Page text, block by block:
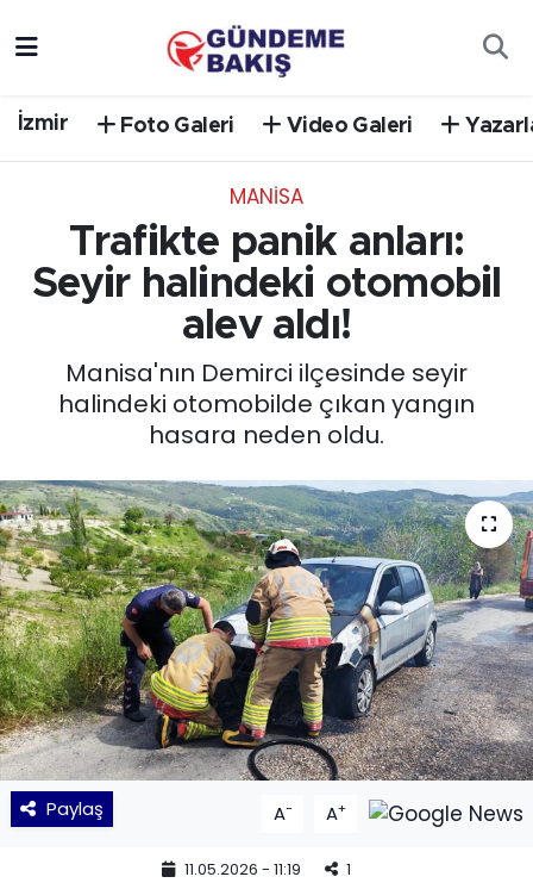
İzmir Foto Galeri Video Galeri
MANISA
Trafikte panik anları:
Seyir halindeki otomobil
alev aldı!
Manisa'nın Demirci ilçesinde seyir
halindeki otomobilde çıkan yangın
hasara neden oldu.
Paylaş A- A+
11.05.2026 - 11:19 1
EGE
EKONOMİ
GÜNCEL
KÜLTÜR SANAT
MAGAZİN
POLİTİKA
SAĞLIK
Siyaset
Süper Lig Puan Durumu ve Fikstür
Tüm Manşetler
Son Dakika Haberleri